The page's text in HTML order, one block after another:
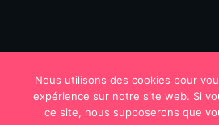
Nous utilisons des cookies pour
expérience sur notre site web. Si
ce site, nous supposerons que